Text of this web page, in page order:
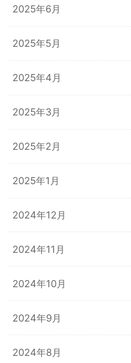
2025年6月
2025年5月
2025年4月
2025年3月
2025年2月
2025年1月
2024年12月
2024年11月
2024年10月
2024年9月
2024年8月